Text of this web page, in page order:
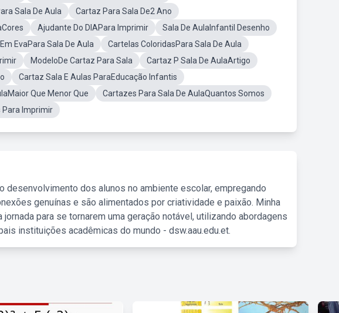
Sala De Aula
Cartaz Para Sala De2 Ano
Ajudante Do DIAPara Imprimir
Sala De AulaInfantil Desenho
EvaPara Sala De Aula
Cartelas ColoridasPara Sala De Aula
ModeloDe Cartaz Para Sala
Cartaz P Sala De AulaArtigo
Cartaz Sala E Aulas ParaEducação Infantis
Que Menor Que
Cartazes Para Sala De AulaQuantos Somos
Para Imprimir
desenvolvimento dos alunos no ambiente escolar, empregando
genuínas e são alimentados por criatividade e paixão. Minha
para se tornarem uma geração notável, utilizando abordagens
instituições acadêmicas do mundo - dsw.aau.edu.et.